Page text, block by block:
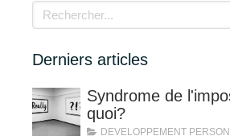
Rechercher
Derniers articles
Syndrome de
quoi?
DEVELOPPEMENT